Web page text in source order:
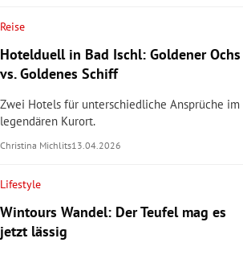
Reise
Hotelduell in Bad Ischl: Goldener Ochs
vs. Goldenes Schiff
Zwei Hotels für unterschiedliche Ansprüche im
legendären Kurort.
Christina Michlits13.04.2026
Lifestyle
Wintours Wandel: Der Teufel mag es
jetzt lässig